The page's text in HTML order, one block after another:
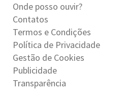
Onde posso ouvir?
Contatos
Termos e Condições
Política de Privacidade
Gestão de Cookies
Publicidade
Transparência